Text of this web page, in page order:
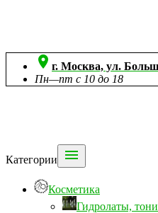
 г. Москва, ул.
Пн—пт с 10 до 18
Категории 
Косметика
Гидролаты,